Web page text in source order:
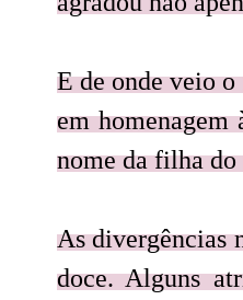
E de onde veio
em homenagem
nome da filha
As divergências
doce. Alguns